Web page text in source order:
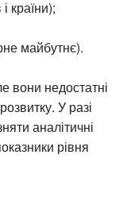
країни);
майбутнє).
вони недостатні
У разі
аналітичні
рівня